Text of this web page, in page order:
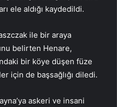
ele aldığı kaydedildi.
ile bir araya
belirten Henare,
bir köye düşen füze
için de başsağlığı diledi.
askeri ve insani